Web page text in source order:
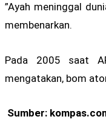
”Ayah meninggal
membenarkan.
Pada 2005 saat
mengatakan, bom
Sumber: